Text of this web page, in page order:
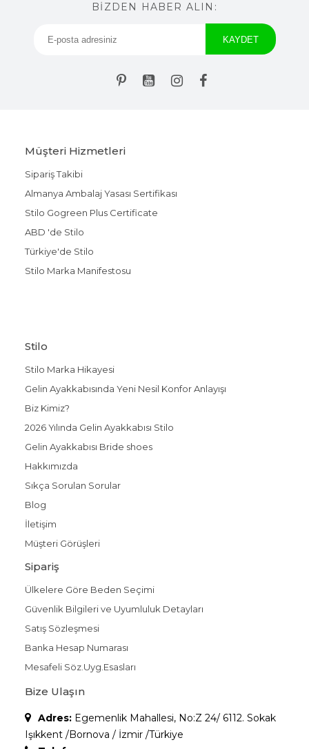
BİZDEN HABER ALIN:
Müşteri Hizmetleri
Sipariş Takibi
Almanya Ambalaj Yasası Sertifikası
Stilo Gogreen Plus Certificate
ABD 'de Stilo
Türkiye'de Stilo
Stilo Marka Manifestosu
Stilo
Stilo Marka Hikayesi
Gelin Ayakkabısında Yeni Nesil Konfor Anlayışı
Biz Kimiz?
2026 Yılında Gelin Ayakkabısı Stilo
Gelin Ayakkabısı Bride shoes
Hakkımızda
Sıkça Sorulan Sorular
Blog
İletişim
Müşteri Görüşleri
Sipariş
Ülkelere Göre Beden Seçimi
Güvenlik Bilgileri ve Uyumluluk Detayları
Satış Sözleşmesi
Banka Hesap Numarası
Mesafeli Söz.Uyg.Esasları
Bize Ulaşın
Adres: Egemenlik Mahallesi, No:Z 24/ 6112. Sokak
Işıkkent /Bornova / İzmir /Türkiye